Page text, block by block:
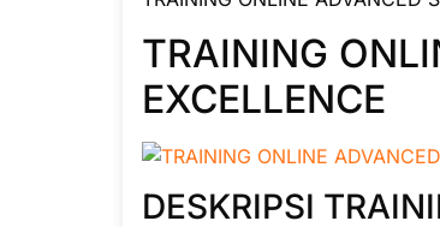
TRAINING
EXCELLENCE
DESKRIPSI